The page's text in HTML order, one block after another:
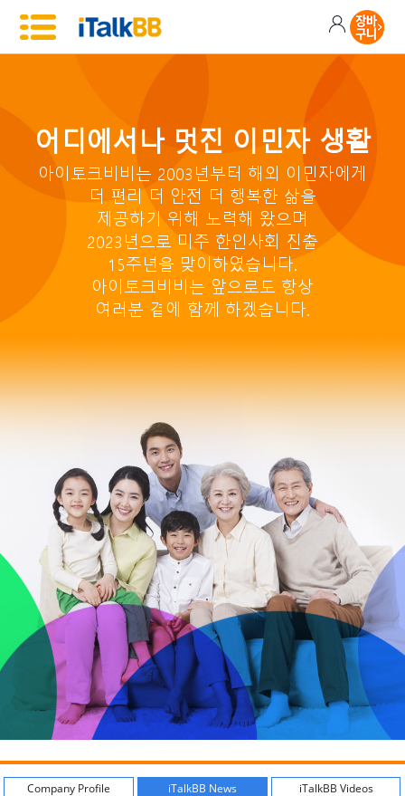
어디에서나 멋진 이민자 생활
아이토크비비는 2003년부터 해외 이민자에게
더 편리 더 안전 더 행복한 삶을
제공하기 위해 노력해 왔으며
2023년으로 미주 한인사회 진출
15주년을 맞이하였습니다.
아이토크비비는 앞으로도 항상
여러분 곁에 함께 하겠습니다.
Company Profile iTalkBB News iTalkBB Videos